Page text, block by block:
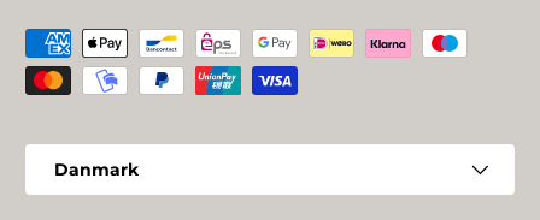
Betalingsmetoder
Danmark